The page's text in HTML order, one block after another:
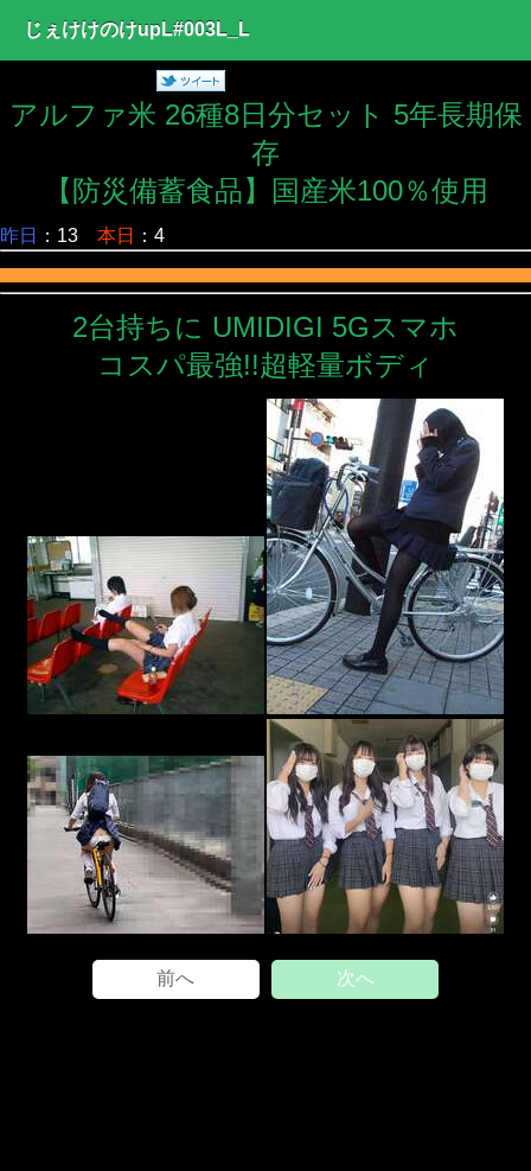
じぇけけのけupL#003L_L
アルファ米 26種8日分セット 5年長期保
存
【防災備蓄食品】国産米100％使用
昨日 ：13 本日 ：4
2台持ちに UMIDIGI 5Gスマホ
コスパ最強!!超軽量ボディ
前へ 次へ